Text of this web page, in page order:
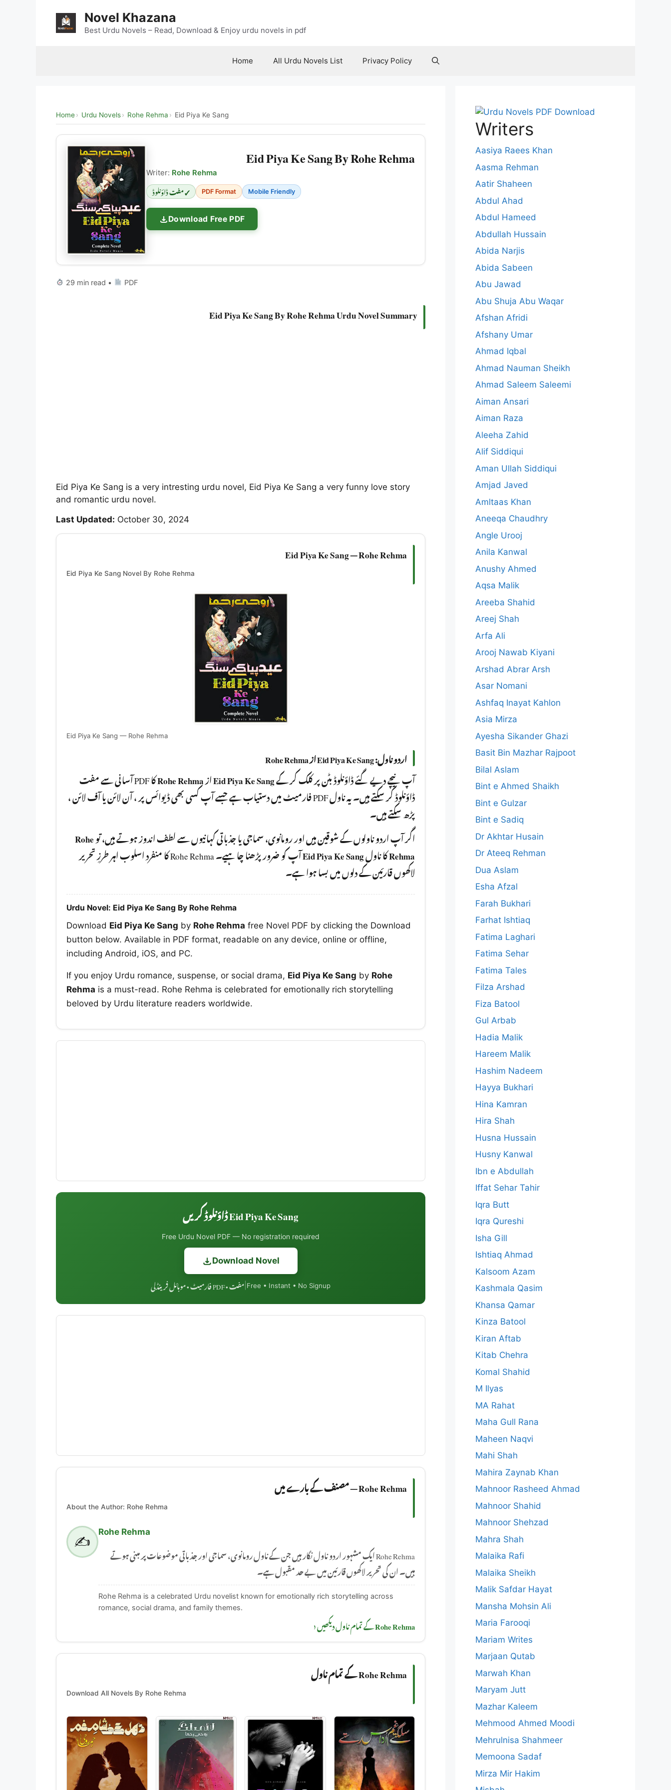
Novel Khazana
Best Urdu Novels – Read, Download & Enjoy urdu novels in pdf
Home All Urdu Novels List Privacy Policy
Home Urdu Novels Rohe Rehma Eid Piya Ke Sang
Eid Piya Ke Sang By Rohe Rehma
Writer: Rohe Rehma
✓ مفت ڈاؤنلوڈ PDF Format Mobile Friendly
Download Free PDF
29 min read • PDF
Eid Piya Ke Sang By Rohe Rehma Urdu Novel Summary
Eid Piya Ke Sang is a very intresting urdu novel, Eid Piya Ke Sang a very funny love story
and romantic urdu novel.
Last Updated: October 30, 2024
Eid Piya Ke Sang — Rohe Rehma
Eid Piya Ke Sang Novel By Rohe Rehma
Eid Piya Ke Sang — Rohe Rehma
اردو ناول: Eid Piya Ke Sang از Rohe Rehma
آپ نیچے دیے گئے ڈاؤنلوڈ بٹن پر کلک کر کےEid Piya Ke SangازRohe Rehma
کا PDF آسانی سے مفت
ڈاؤنلوڈ کر سکتے ہیں۔ یہ ناول PDF فارمیٹ میں دستیاب ہے جسے آپ کسی بھی ڈیوائس پر ، آن لائن یا آف لائن ،
پڑھ سکتے ہیں۔
اگر آپ اردو ناولوں کے شوقین ہیں اور رومانوی، سماجی یا جذباتی کہانیوں سے لطف اندوز ہوتے ہیں، توRohe
Rehmaکا ناولEid Piya Ke Sang
آپ کو ضرور پڑھنا چا ہیے۔ Rohe Rehma کا منفرد اسلوب اہر طرزِ تحریر
لاکھوں قارئین کے دلوں میں بسا ہوا ہے۔
Urdu Novel: Eid Piya Ke Sang By Rohe Rehma
Download Eid Piya Ke Sang by Rohe Rehma free Novel PDF by clicking the Download
button below. Available in PDF format, readable on any device, online or offline,
including Android, iOS, and PC.
If you enjoy Urdu romance, suspense, or social drama, Eid Piya Ke Sang by Rohe
Rehma is a must-read. Rohe Rehma is celebrated for emotionally rich storytelling
beloved by Urdu literature readers worldwide.
Eid Piya Ke Sang ڈاؤنلوڈ کریں
Free Urdu Novel PDF — No registration required
Download Novel
مفت • PDF فارمیٹ • موبائل فرینڈلی Free • Instant • No Signup
Rohe Rehma — مصنف کے بارے میں
About the Author: Rohe Rehma
✍️
Rohe Rehma
Rohe Rehma ایک مشہور اردو ناول نگار ہیں جن کے ناول رومانوی، سماجی اور جذباتی موضوعات پر مبنی ہوتے
ہیں۔ ان کی تحریر لاکھوں قارئین میں بے حد مقبول ہے۔
Rohe Rehma is a celebrated Urdu novelist known for emotionally rich storytelling across
romance, social drama, and family themes.
Rohe Rehma کے تمام ناول دیکھیں ‹
Rohe Rehma کے تمام ناول
Download All Novels By Rohe Rehma
Writers
Aasiya Raees Khan
Aasma Rehman
Aatir Shaheen
Abdul Ahad
Abdul Hameed
Abdullah Hussain
Abida Narjis
Abida Sabeen
Abu Jawad
Abu Shuja Abu Waqar
Afshan Afridi
Afshany Umar
Ahmad Iqbal
Ahmad Nauman Sheikh
Ahmad Saleem Saleemi
Aiman Ansari
Aiman Raza
Aleeha Zahid
Alif Siddiqui
Aman Ullah Siddiqui
Amjad Javed
Amltaas Khan
Aneeqa Chaudhry
Angle Urooj
Anila Kanwal
Anushy Ahmed
Aqsa Malik
Areeba Shahid
Areej Shah
Arfa Ali
Arooj Nawab Kiyani
Arshad Abrar Arsh
Asar Nomani
Ashfaq Inayat Kahlon
Asia Mirza
Ayesha Sikander Ghazi
Basit Bin Mazhar Rajpoot
Bilal Aslam
Bint e Ahmed Shaikh
Bint e Gulzar
Bint e Sadiq
Dr Akhtar Husain
Dr Ateeq Rehman
Dua Aslam
Esha Afzal
Farah Bukhari
Farhat Ishtiaq
Fatima Laghari
Fatima Sehar
Fatima Tales
Filza Arshad
Fiza Batool
Gul Arbab
Hadia Malik
Hareem Malik
Hashim Nadeem
Hayya Bukhari
Hina Kamran
Hira Shah
Husna Hussain
Husny Kanwal
Ibn e Abdullah
Iffat Sehar Tahir
Iqra Butt
Iqra Qureshi
Isha Gill
Ishtiaq Ahmad
Kalsoom Azam
Kashmala Qasim
Khansa Qamar
Kinza Batool
Kiran Aftab
Kitab Chehra
Komal Shahid
M Ilyas
MA Rahat
Maha Gull Rana
Maheen Naqvi
Mahi Shah
Mahira Zaynab Khan
Mahnoor Rasheed Ahmad
Mahnoor Shahid
Mahnoor Shehzad
Mahra Shah
Malaika Rafi
Malaika Sheikh
Malik Safdar Hayat
Mansha Mohsin Ali
Maria Farooqi
Mariam Writes
Marjaan Qutab
Marwah Khan
Maryam Jutt
Mazhar Kaleem
Mehmood Ahmed Moodi
Mehrulnisa Shahmeer
Memoona Sadaf
Mirza Mir Hakim